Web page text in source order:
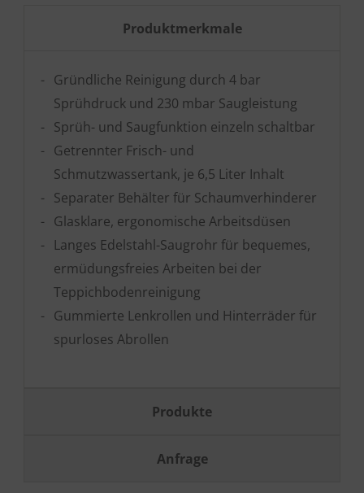
Produktmerkmale
Gründliche Reinigung durch 4 bar
Sprühdruck und 230 mbar Saugleistung
Sprüh- und Saugfunktion einzeln schaltbar
Getrennter Frisch- und
Schmutzwassertank, je 6,5 Liter Inhalt
Separater Behälter für Schaumverhinderer
Glasklare, ergonomische Arbeitsdüsen
Langes Edelstahl-Saugrohr für bequemes,
ermüdungsfreies Arbeiten bei der
Teppichbodenreinigung
Gummierte Lenkrollen und Hinterräder für
spurloses Abrollen
Produkte
Anfrage